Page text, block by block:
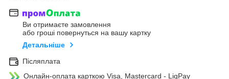
Ви отримаєте замовлення
або гроші повернуться на вашу картку
Детальніше
Післяплата
Онлайн-оплата карткою Visa, Mastercard - LiqPay